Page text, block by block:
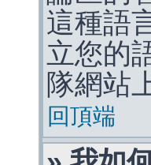
這種語
立您的
隊網站
回頂端